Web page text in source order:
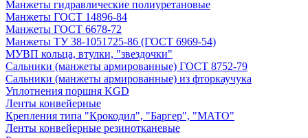
Манжеты гидравлические полиуретановые
Манжеты ГОСТ 14896-84
Манжеты ГОСТ 6678-72
Манжеты ТУ 38-1051725-86 (ГОСТ 6969-54)
МУВП кольца, втулки, "звездочки"
Сальники (манжеты армированные) ГОСТ 8752-79
Сальники (манжеты армированные) из фторкаучука
Уплотнения поршня KGD
Ленты конвейерные
Крепления типа "Крокодил", "Баргер", "МАТО"
Ленты конвейерные резинотканевые